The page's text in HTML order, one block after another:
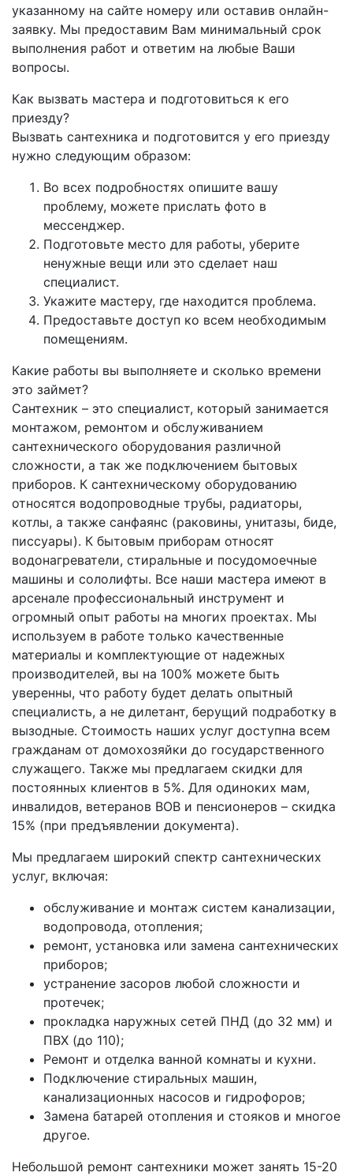
указанному на сайте номеру или оставив онлайн-
заявку. Мы предоставим Вам минимальный срок
выполнения работ и ответим на любые Ваши
вопросы.
Как вызвать мастера и подготовиться к его
приезду?
Вызвать сантехника и подготовится у его приезду
нужно следующим образом:
Во всех подробностях опишите вашу
проблему, можете прислать фото в
мессенджер.
Подготовьте место для работы, уберите
ненужные вещи или это сделает наш
специалист.
Укажите мастеру, где находится проблема.
Предоставьте доступ ко всем необходимым
помещениям.
Какие работы вы выполняете и сколько времени
это займет?
Сантехник – это специалист, который занимается
монтажом, ремонтом и обслуживанием
сантехнического оборудования различной
сложности, а так же подключением бытовых
приборов. К сантехническому оборудованию
относятся водопроводные трубы, радиаторы,
котлы, а также санфаянс (раковины, унитазы, биде,
писсуары). К бытовым приборам относят
водонагреватели, стиральные и посудомоечные
машины и сололифты. Все наши мастера имеют в
арсенале профессиональный инструмент и
огромный опыт работы на многих проектах. Мы
используем в работе только качественные
материалы и комплектующие от надежных
производителей, вы на 100% можете быть
уверенны, что работу будет делать опытный
специалисть, а не дилетант, берущий подработку в
вызодные. Стоимость наших услуг доступна всем
гражданам от домохозяйки до государственного
служащего. Также мы предлагаем скидки для
постоянных клиентов в 5%. Для одиноких мам,
инвалидов, ветеранов ВОВ и пенсионеров – скидка
15% (при предъявлении документа).
Мы предлагаем широкий спектр сантехнических
услуг, включая:
обслуживание и монтаж систем канализации,
водопровода, отопления;
ремонт, установка или замена сантехнических
приборов;
устранение засоров любой сложности и
протечек;
прокладка наружных сетей ПНД (до 32 мм) и
ПВХ (до 110);
Ремонт и отделка ванной комнаты и кухни.
Подключение стиральных машин,
канализационных насосов и гидрофоров;
Замена батарей отопления и стояков и многое
другое.
Небольшой ремонт сантехники может занять 15-20